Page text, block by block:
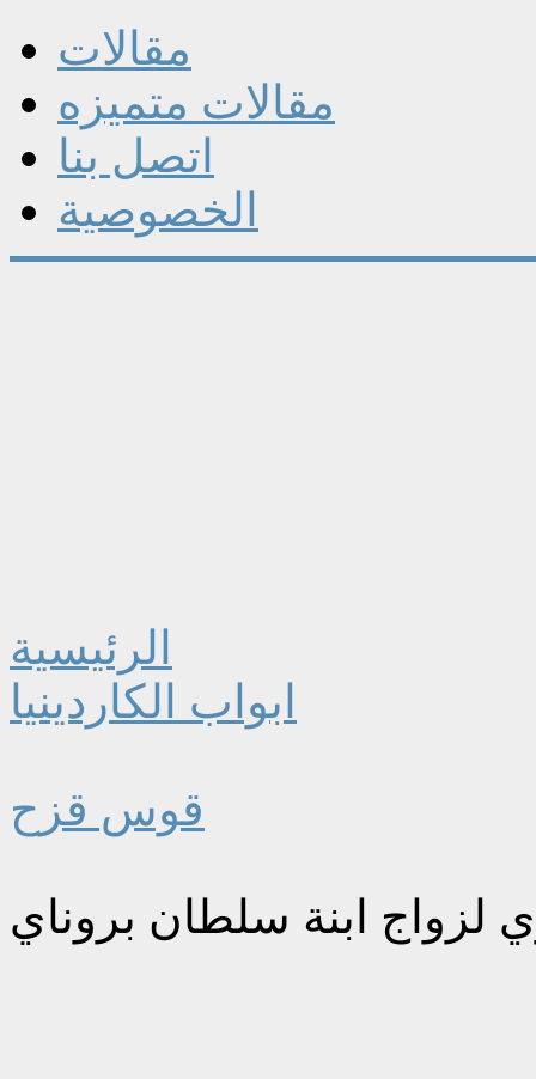
مقالات
مقالات متميزه
اتصل بنا
الخصوصية
الرئيسية
ابواب الكاردينيا
قوس قزح
لزواج ابنة سلطان بروناي